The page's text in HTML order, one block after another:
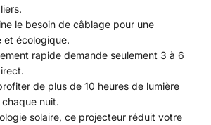
le besoin de câblage pour une
et écologique.
rapide demande seulement 3 à 6
de plus de 10 heures de lumière
nuit.
solaire, ce projecteur réduit votre